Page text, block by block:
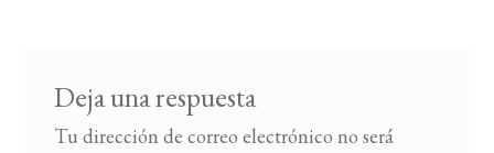
LISTA DE LIBROS
Deja una respuesta
Tu dirección de correo electrónico no será